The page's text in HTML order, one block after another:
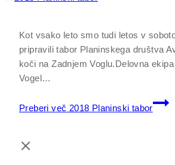
Kot vsako leto smo tudi letos v
pripravili tabor Planinskega društva
koči na Zadnjem Voglu.Delovna
Vogel…
Preberi več 2018 Planinski tabor